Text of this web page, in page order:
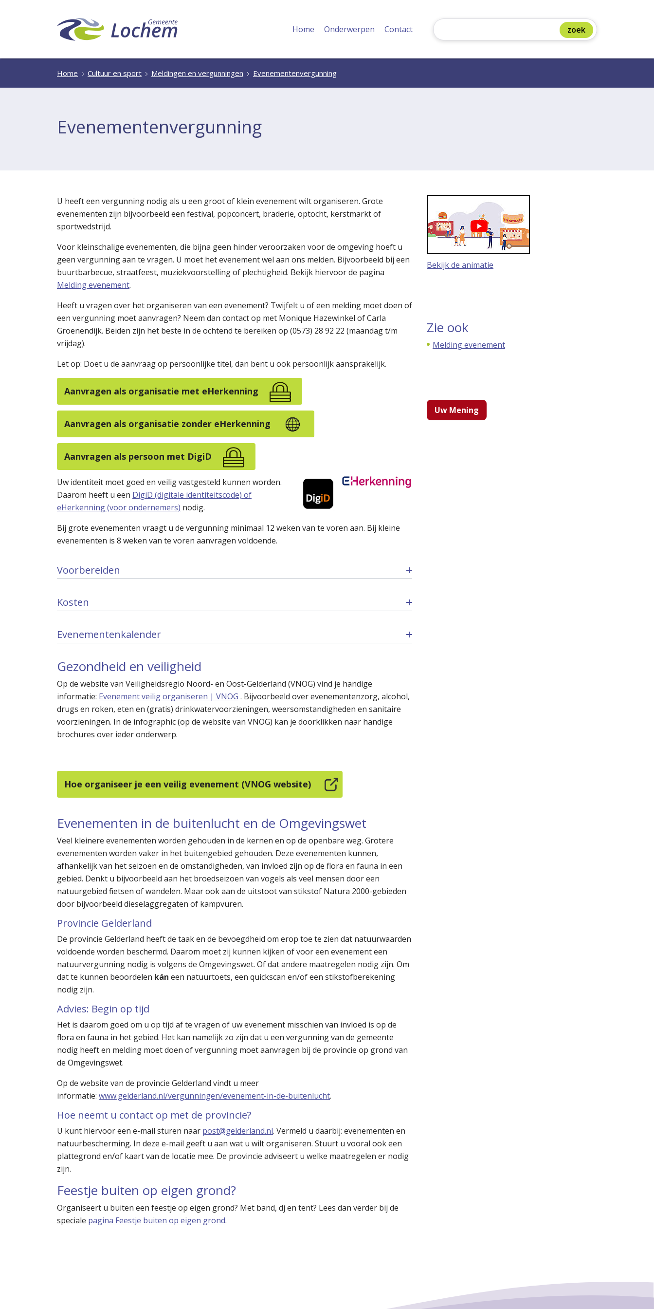
Home Onderwerpen Contact
Home Cultuur en sport Meldingen en vergunningen Evenementenvergunning
Evenementenvergunning
U heeft een vergunning nodig als u een groot of klein evenement wilt organiseren. Grote
evenementen zijn bijvoorbeeld een festival, popconcert, braderie, optocht, kerstmarkt of
sportwedstrijd.
Voor kleinschalige evenementen, die bijna geen hinder veroorzaken voor de omgeving hoeft u
geen vergunning aan te vragen. U moet het evenement wel aan ons melden. Bijvoorbeeld bij een
buurtbarbecue, straatfeest, muziekvoorstelling of plechtigheid. Bekijk hiervoor de pagina
Melding evenement.
Heeft u vragen over het organiseren van een evenement? Twijfelt u of een melding moet doen of
een vergunning moet aanvragen? Neem dan contact op met Monique Hazewinkel of Carla
Groenendijk. Beiden zijn het beste in de ochtend te bereiken op (0573) 28 92 22 (maandag t/m
vrijdag).
Let op: Doet u de aanvraag op persoonlijke titel, dan bent u ook persoonlijk aansprakelijk.
Aanvragen als organisatie met eHerkenning
Aanvragen als organisatie zonder eHerkenning
Aanvragen als persoon met DigiD
Uw identiteit moet goed en veilig vastgesteld kunnen worden.
Daarom heeft u een DigiD (digitale identiteitscode) of
eHerkenning (voor ondernemers) nodig.
Bij grote evenementen vraagt u de vergunning minimaal 12 weken van te voren aan. Bij kleine
evenementen is 8 weken van te voren aanvragen voldoende.
Voorbereiden
Kosten
Evenementenkalender
Gezondheid en veiligheid
Op de website van Veiligheidsregio Noord- en Oost-Gelderland (VNOG) vind je handige
informatie: Evenement veilig organiseren | VNOG . Bijvoorbeeld over evenementenzorg, alcohol,
drugs en roken, eten en (gratis) drinkwatervoorzieningen, weersomstandigheden en sanitaire
voorzieningen. In de infographic (op de website van VNOG) kan je doorklikken naar handige
brochures over ieder onderwerp.
Hoe organiseer je een veilig evenement (VNOG website)
Evenementen in de buitenlucht en de Omgevingswet
Veel kleinere evenementen worden gehouden in de kernen en op de openbare weg. Grotere
evenementen worden vaker in het buitengebied gehouden. Deze evenementen kunnen,
afhankelijk van het seizoen en de omstandigheden, van invloed zijn op de flora en fauna in een
gebied. Denkt u bijvoorbeeld aan het broedseizoen van vogels als veel mensen door een
natuurgebied fietsen of wandelen. Maar ook aan de uitstoot van stikstof Natura 2000-gebieden
door bijvoorbeeld dieselaggregaten of kampvuren.
Provincie Gelderland
De provincie Gelderland heeft de taak en de bevoegdheid om erop toe te zien dat natuurwaarden
voldoende worden beschermd. Daarom moet zij kunnen kijken of voor een evenement een
natuurvergunning nodig is volgens de Omgevingswet. Of dat andere maatregelen nodig zijn. Om
dat te kunnen beoordelen kán een natuurtoets, een quickscan en/of een stikstofberekening
nodig zijn.
Advies: Begin op tijd
Het is daarom goed om u op tijd af te vragen of uw evenement misschien van invloed is op de
flora en fauna in het gebied. Het kan namelijk zo zijn dat u een vergunning van de gemeente
nodig heeft en melding moet doen of vergunning moet aanvragen bij de provincie op grond van
de Omgevingswet.
Op de website van de provincie Gelderland vindt u meer
informatie: www.gelderland.nl/vergunningen/evenement-in-de-buitenlucht.
Hoe neemt u contact op met de provincie?
U kunt hiervoor een e-mail sturen naar post@gelderland.nl. Vermeld u daarbij: evenementen en
natuurbescherming. In deze e-mail geeft u aan wat u wilt organiseren. Stuurt u vooral ook een
plattegrond en/of kaart van de locatie mee. De provincie adviseert u welke maatregelen er nodig
zijn.
Feestje buiten op eigen grond?
Organiseert u buiten een feestje op eigen grond? Met band, dj en tent? Lees dan verder bij de
speciale pagina Feestje buiten op eigen grond.
Bekijk de animatie
Zie ook
Melding evenement
Uw Mening